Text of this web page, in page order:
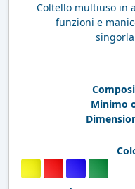
Coltello multiuso in
funzioni e
Minimo